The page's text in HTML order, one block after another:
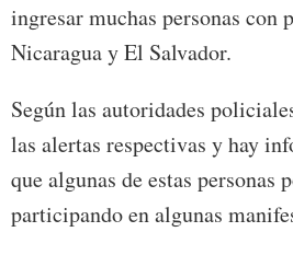
ingresar muchas personas con
Nicaragua y El Salvador.
Según las autoridades
las alertas respectivas y hay
que algunas de estas personas
participando en algunas